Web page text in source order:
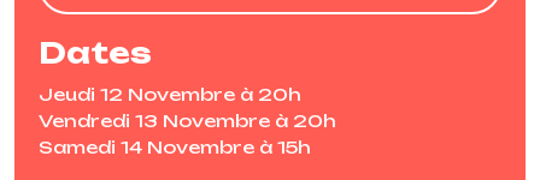
Dates
Jeudi 12 Novembre à 20h
Vendredi 13 Novembre à 20h
Samedi 14 Novembre à 15h